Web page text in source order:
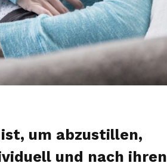
um abzustillen,
und nach ihren